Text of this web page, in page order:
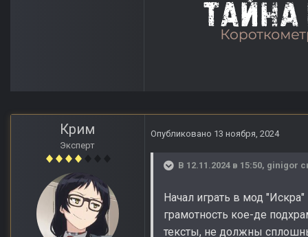
Крим
Эксперт
Опубликовано 13 ноября, 2024
В 12.11.2024 в 15:50, ginigor
Начал играть в мод
грамотность кое-де
тексты, не должны